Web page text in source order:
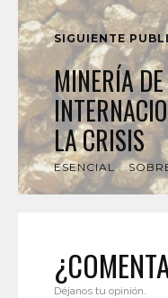
SIGUIENTE
MINERÍA
LA CRISIS
ESENCIAL
Déjanos tu opinión.